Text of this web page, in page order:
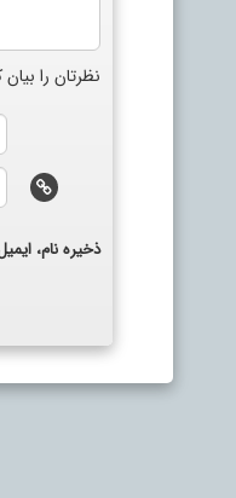
نظرتان را بیان
ذخیره نام،